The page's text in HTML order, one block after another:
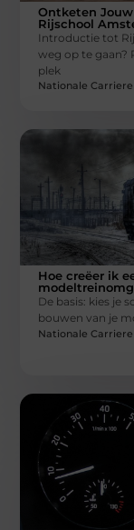
Ontketen
Rijschool
Introductie tot
weg op te gaan?
plek
Nationale Carriere
Hoe creëer ik
De basis: kies je
bouwen van je
Nationale Carriere